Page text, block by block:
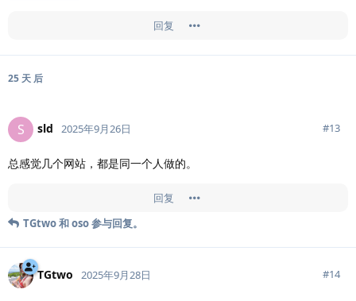
回复
25 天 后
S sld 2025年9月26日 #13
总感觉几个网站，都是同一个人做的。
回复
TGtwo和oso参与回复。
TGtwo 2025年9月28日 #14